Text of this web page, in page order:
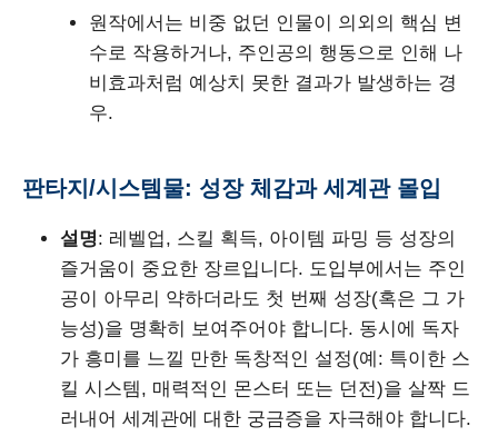
원작에서는 비중 없던 인물이 의외의 핵심 변
수로 작용하거나, 주인공의 행동으로 인해 나
비효과처럼 예상치 못한 결과가 발생하는 경
우.
판타지/시스템물: 성장 체감과 세계관 몰입
설명: 레벨업, 스킬 획득, 아이템 파밍 등 성장의
즐거움이 중요한 장르입니다. 도입부에서는 주인
공이 아무리 약하더라도 첫 번째 성장(혹은 그 가
능성)을 명확히 보여주어야 합니다. 동시에 독자
가 흥미를 느낄 만한 독창적인 설정(예: 특이한 스
킬 시스템, 매력적인 몬스터 또는 던전)을 살짝 드
러내어 세계관에 대한 궁금증을 자극해야 합니다.